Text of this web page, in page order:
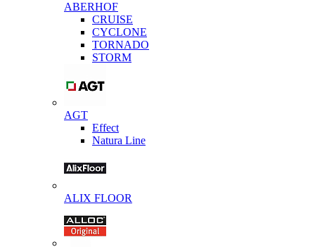
ABERHOF
CRUISE
CYCLONE
TORNADO
STORM
AGT
Effect
Natura Line
ALIX FLOOR